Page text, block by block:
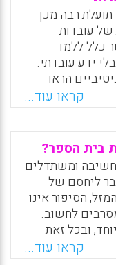
רבה מכך
עובדות
כלל ללמד
ידע עובדתי.
הראו
להקנות
באופן
קראו עוד...
בית הספר?
ומשתדלים
ליחסם של
הסיפור אינו
לחשוב.
ובכל זאת
מטבענו
קראו עוד...